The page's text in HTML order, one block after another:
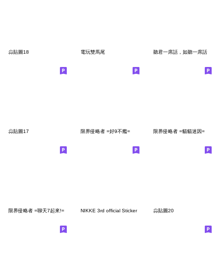
尛貼圖18 電玩雙馬尾 聽君一席話，如聽一席話
尛貼圖17 限界侵略者 =好9不艦= 限界侵略者 =貓貓迷因=
限界侵略者 =聊天7起來!= NIKKE 3rd official Sticker 尛貼圖20